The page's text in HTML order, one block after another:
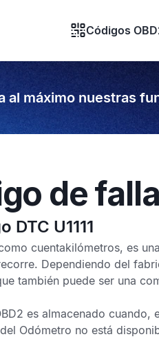
Códigos
al máximo nuestras
de
U1111
cuentakilómetros, es
Dependiendo del
también puede ser una
es almacenado cuando,
Odómetro no está